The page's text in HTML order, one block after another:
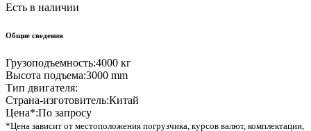
Есть в наличии
Общие сведения
Грузоподъемность:4000 кг
Высота подъема:3000 mm
Тип двигателя:
Страна-изготовитель:Китай
Цена*:По запросу
*Цена зависит от местоположения погрузчика, курсов валют, комплектации,